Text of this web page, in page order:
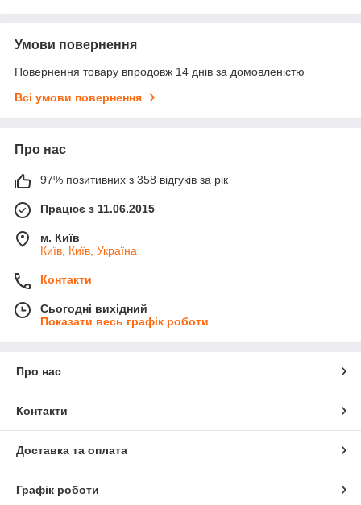
Умови повернення
Повернення товару впродовж 14 днів за домовленістю
Всі умови повернення
Про нас
97% позитивних з 358 відгуків за рік
Працює з 11.06.2015
м. Київ
Київ, Київ, Україна
Контакти
Сьогодні вихідний
Показати весь графік роботи
Про нас
Контакти
Доставка та оплата
Графік роботи